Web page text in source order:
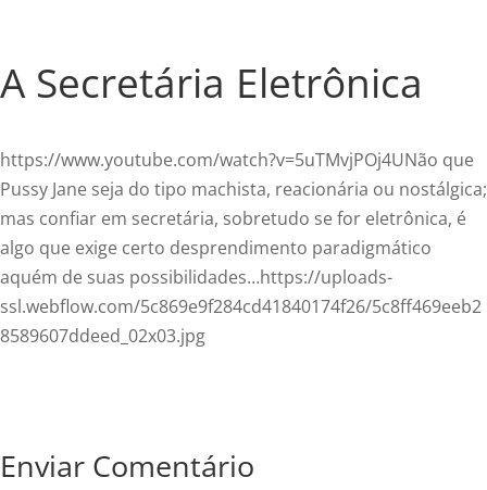
A Secretária Eletrônica
https://www.youtube.com/watch?v=5uTMvjPOj4UNão que
Pussy Jane seja do tipo machista, reacionária ou nostálgica;
mas confiar em secretária, sobretudo se for eletrônica, é
algo que exige certo desprendimento paradigmático
aquém de suas possibilidades…https://uploads-
ssl.webflow.com/5c869e9f284cd41840174f26/5c8ff469eeb2
8589607ddeed_02x03.jpg
Enviar Comentário